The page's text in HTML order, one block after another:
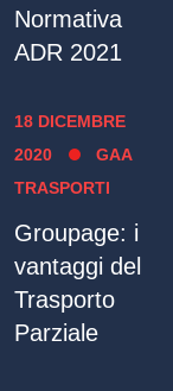
Normativa
ADR 2021
18 DICEMBRE
2020
GAA
TRASPORTI
Groupage: i
vantaggi del
Trasporto
Parziale